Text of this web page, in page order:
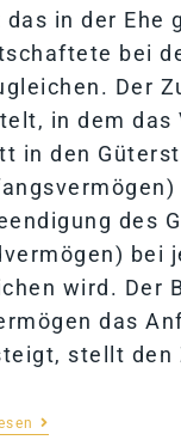
das in der Ehe
bei
Der
in dem das
in den
des
bei
wird. Der
das
stellt den